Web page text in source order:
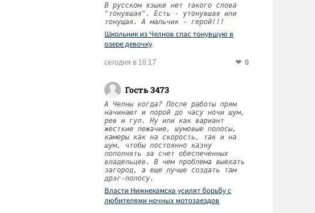
В русском языке нет такого слова
"тонувшая". Есть - утонувшая или
тонущая. А мальчик - герой!!!
Школьник из Челнов спас тонувшую в
озере девочку
сегодня в 16:17 0
Гость 3473
А Челны когда? После работы прям
начинают и порой до часу ночи шум,
рев и гул. Ну или как вариант
жесткие лежачие, шумовые полосы,
камеры как на скорость, так и на
шум, чтобы постоянно казну
пополнять за счет обеспеченных
владельцев. В чем проблема выехать
загород, а еще лучше создать там
дрэг-полосу.
Власти Нижнекамска усилят борьбу с
любителями ночных мотозаездов